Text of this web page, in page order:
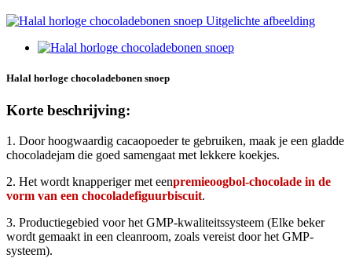
Halal horloge chocoladebonen snoep
Korte beschrijving:
1. Door hoogwaardig cacaopoeder te gebruiken, maak je een gladde
chocoladejam die goed samengaat met lekkere koekjes.
2. Het wordt knapperiger met eenpremieoogbol-chocolade in de
vorm van een chocoladefiguurbiscuit.
3. Productiegebied voor het GMP-kwaliteitssysteem (Elke beker
wordt gemaakt in een cleanroom, zoals vereist door het GMP-
systeem).